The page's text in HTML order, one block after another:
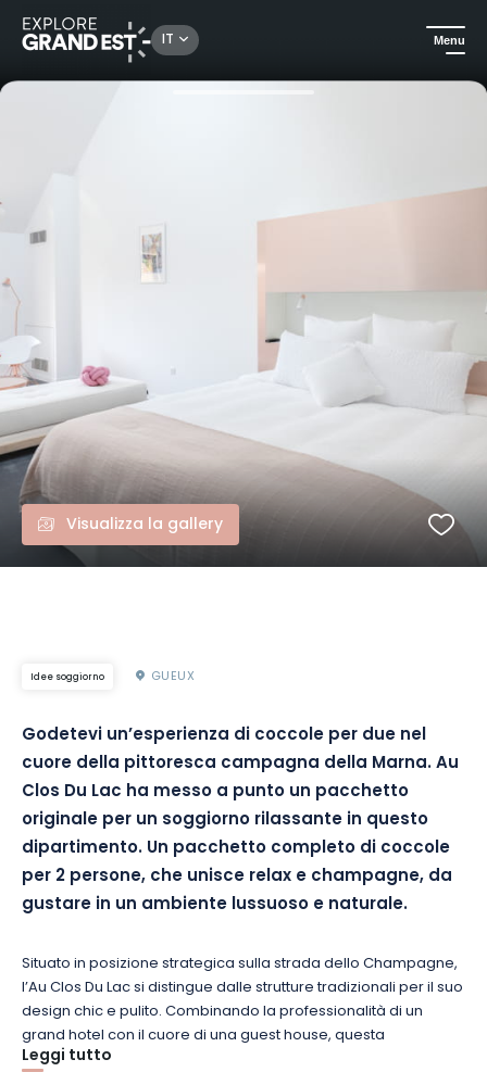
IT Menu
Idee soggiorno Soggiorno in cocooning al Clos du Lac in Champagne
Visualizza la gallery
Idee soggiorno GUEUX
Godetevi un’esperienza di coccole per due nel
cuore della pittoresca campagna della Marna. Au
Clos Du Lac ha messo a punto un pacchetto
originale per un soggiorno rilassante in questo
dipartimento. Un pacchetto completo di coccole
per 2 persone, che unisce relax e champagne, da
gustare in un ambiente lussuoso e naturale.
Situato in posizione strategica sulla strada dello Champagne,
l’Au Clos Du Lac si distingue dalle strutture tradizionali per il suo
design chic e pulito. Combinando la professionalità di un
grand hotel con il cuore di una guest house, questa
incantevole struttura vi accoglierà in una delle sue 5 spaziose
Leggi tutto